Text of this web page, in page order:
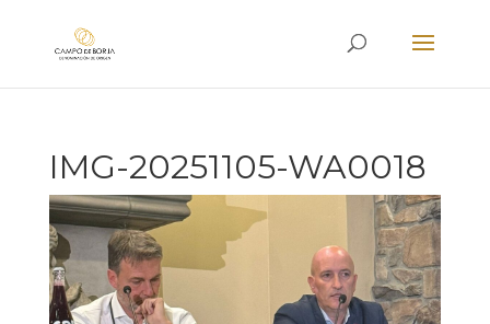
IMG-20251105-WA0018